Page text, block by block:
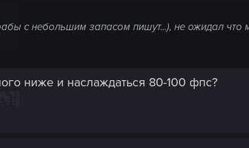
с небольшим запасом пишут...), не ожидал что
ниже и наслаждаться 80-100 фпс?